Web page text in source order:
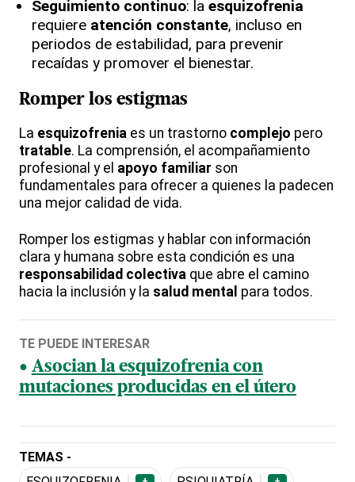
Seguimiento continuo: la esquizofrenia
requiere atención constante, incluso en
periodos de estabilidad, para prevenir
recaídas y promover el bienestar.
Romper los estigmas
La esquizofrenia es un trastorno complejo pero
tratable. La comprensión, el acompañamiento
profesional y el apoyo familiar son
fundamentales para ofrecer a quienes la padecen
una mejor calidad de vida.
Romper los estigmas y hablar con información
clara y humana sobre esta condición es una
responsabilidad colectiva que abre el camino
hacia la inclusión y la salud mental para todos.
TE PUEDE INTERESAR
Asocian la esquizofrenia con
mutaciones producidas en el útero
TEMAS -